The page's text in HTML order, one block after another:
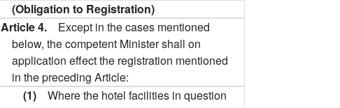
(Obligation to Registration)
Article 4. Except in the cases mentioned
below, the competent Minister shall on
application effect the registration mentioned
in the preceding Article:
(1) Where the hotel facilities in question